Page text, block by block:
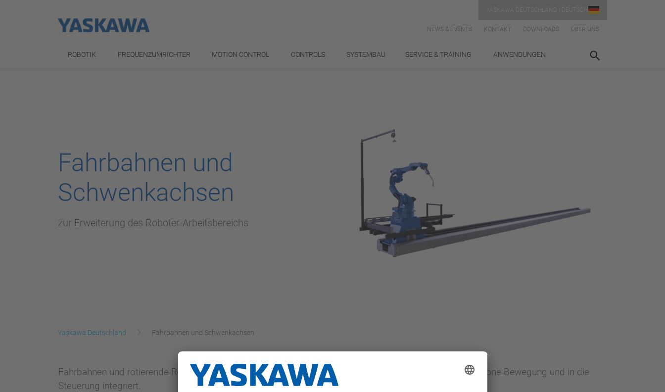
NEWS & EVENTS KONTAKT DOWNLOADS ÜBER UNS
ROBOTIK FREQUENZUMRICHTER MOTION CONTROL CONTROLS SYSTEMBAU SERVICE & TRAINING ANWENDUNGEN
Fahrbahnen und
Schwenkachsen
zur Erweiterung des Roboter-Arbeitsbereichs
Yaskawa Deutschland Fahrbahnen und Schwenkachsen
Fahrbahnen und rotierende Roboter-Basisachsen erweitern den Arbeitsbereich des Roboters - vollsynchrone Bewegung und in die
Steuerung integriert.